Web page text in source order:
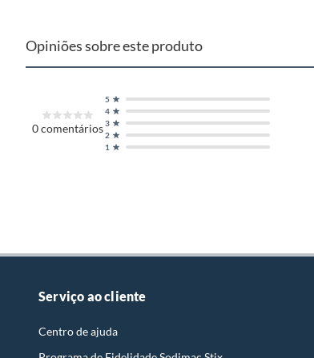
Opiniões sobre este produto
0comentários
1
2
3
4
5
Serviço ao cliente
Centro de ajuda